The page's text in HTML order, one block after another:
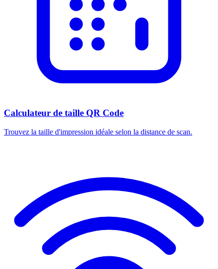
Calculateur de taille QR Code
Trouvez la taille d'impression idéale selon la distance de scan.